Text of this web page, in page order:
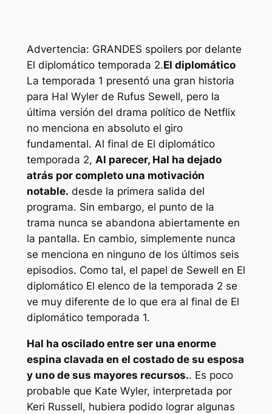
Advertencia: GRANDES spoilers por delante
El diplomáticotemporada 2.El diplomático
La temporada 1 presentó una gran historia
para Hal Wyler de Rufus Sewell, pero la
última versión del drama político de Netflix
no menciona en absoluto el giro
fundamental. Al final de El diplomático
temporada 2, Al parecer, Hal ha dejado
atrás por completo una motivación
notable. desde la primera salida del
programa. Sin embargo, el punto de la
trama nunca se abandona abiertamente en
la pantalla. En cambio, simplemente nunca
se menciona en ninguno de los últimos seis
episodios. Como tal, el papel de Sewell en El
diplomáticoEl elenco de la temporada 2 se
ve muy diferente de lo que era al final de El
diplomáticotemporada 1.
Hal ha oscilado entre ser una enorme
espina clavada en el costado de su esposa
y uno de sus mayores recursos.. Es poco
probable que Kate Wyler, interpretada por
Keri Russell, hubiera podido lograr algunas